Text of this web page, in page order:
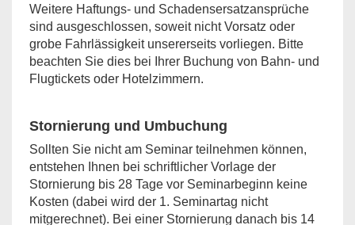
Weitere Haftungs- und Schadensersatzansprüche
sind ausgeschlossen, soweit nicht Vorsatz oder
grobe Fahrlässigkeit unsererseits vorliegen. Bitte
beachten Sie dies bei Ihrer Buchung von Bahn- und
Flugtickets oder Hotelzimmern.
Stornierung und Umbuchung
Sollten Sie nicht am Seminar teilnehmen können,
entstehen Ihnen bei schriftlicher Vorlage der
Stornierung bis 28 Tage vor Seminarbeginn keine
Kosten (dabei wird der 1. Seminartag nicht
mitgerechnet). Bei einer Stornierung danach bis 14